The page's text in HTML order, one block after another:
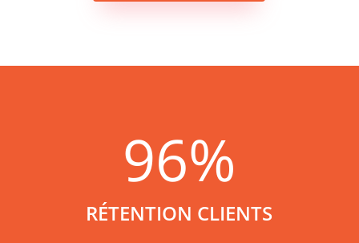
96%
RÉTENTION CLIENTS